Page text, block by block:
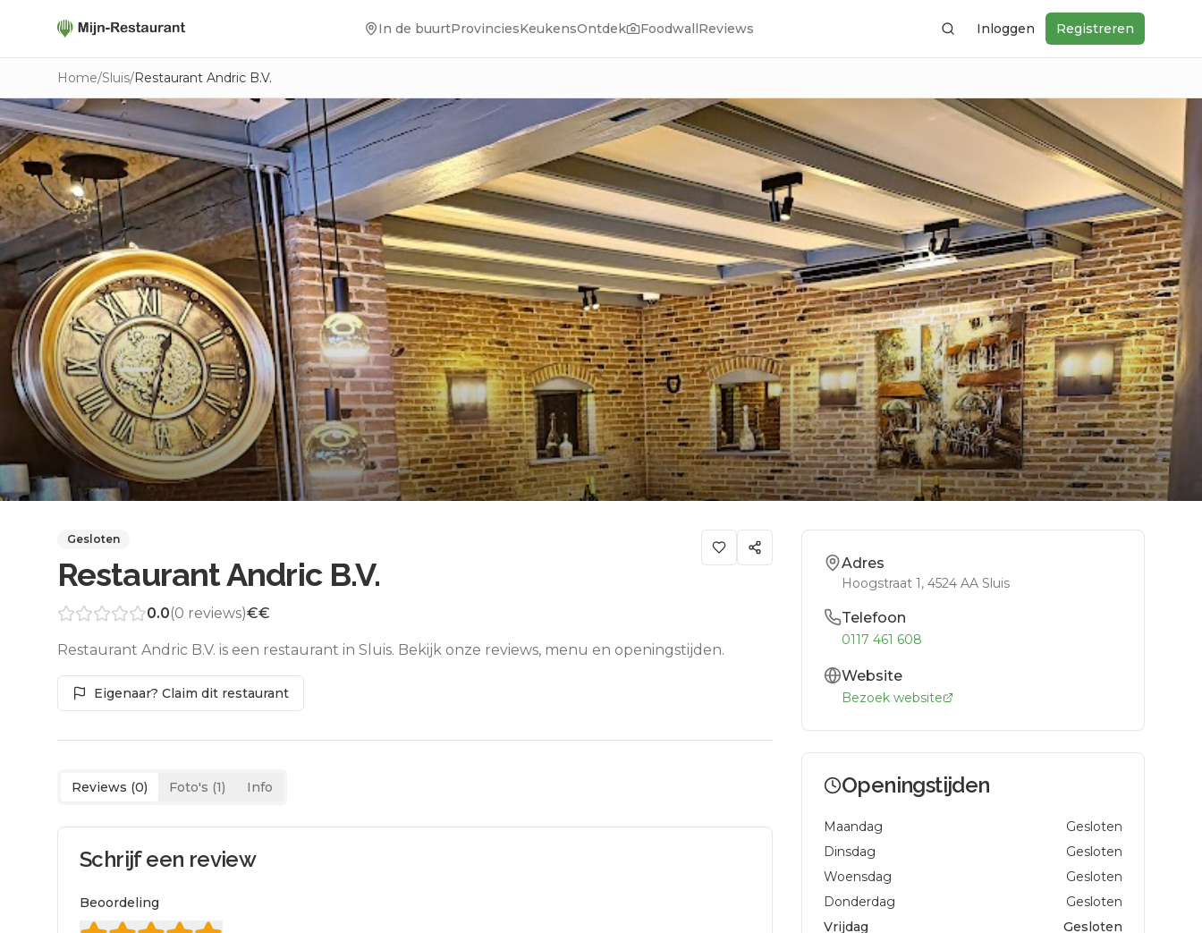
In de buurtProvinciesKeukensOntdek FoodwallReviews ZoekenInloggen Registreren
Home/Sluis/Restaurant Andric B.V.
Gesloten
Restaurant Andric B.V.
0.0(0 reviews)€€
Restaurant Andric B.V. is een restaurant in Sluis. Bekijk onze reviews, menu en openingstijden.
Eigenaar? Claim dit restaurant
Reviews (0) Foto's (1) Info
Schrijf een review
Beoordeling
Adres
Hoogstraat 1, 4524 AA Sluis
Telefoon
0117 461 608
Website
Bezoek website
Openingstijden
Maandag
Gesloten
Dinsdag
Gesloten
Woensdag
Gesloten
Donderdag
Gesloten
Vrijdag
Gesloten